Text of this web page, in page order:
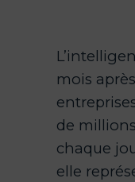
mois
de
chaque
elle